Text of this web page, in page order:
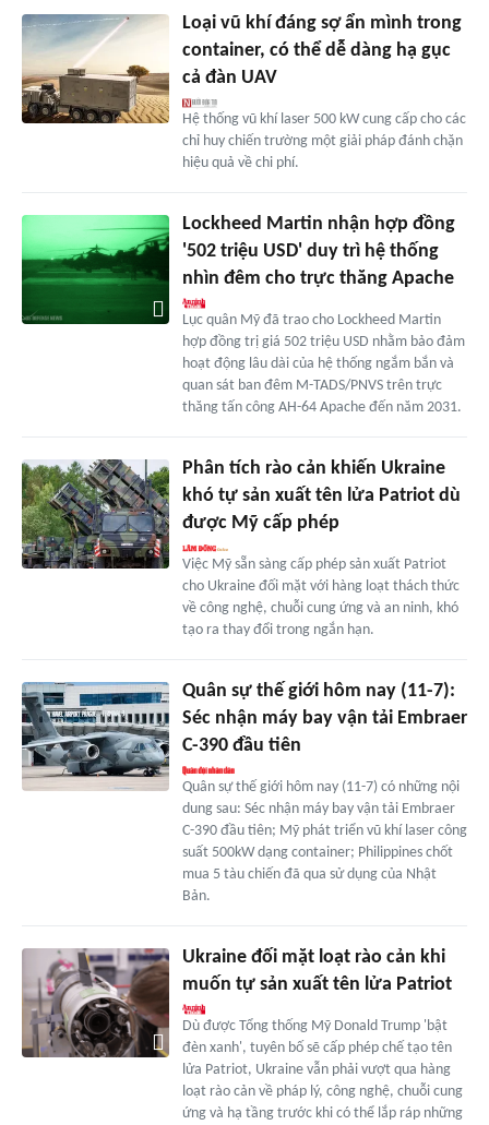
Loại vũ khí đáng sợ ẩn mình trong
container, có thể dễ dàng hạ gục
cả đàn UAV
Hệ thống vũ khí laser 500 kW cung cấp cho các
chỉ huy chiến trường một giải pháp đánh chặn
hiệu quả về chi phí.
Lockheed Martin nhận hợp đồng
'502 triệu USD' duy trì hệ thống
nhìn đêm cho trực thăng Apache
Lục quân Mỹ đã trao cho Lockheed Martin
hợp đồng trị giá 502 triệu USD nhằm bảo đảm
hoạt động lâu dài của hệ thống ngắm bắn và
quan sát ban đêm M-TADS/PNVS trên trực
thăng tấn công AH-64 Apache đến năm 2031.
Phân tích rào cản khiến Ukraine
khó tự sản xuất tên lửa Patriot dù
được Mỹ cấp phép
Việc Mỹ sẵn sàng cấp phép sản xuất Patriot
cho Ukraine đối mặt với hàng loạt thách thức
về công nghệ, chuỗi cung ứng và an ninh, khó
tạo ra thay đổi trong ngắn hạn.
Quân sự thế giới hôm nay (11-7):
Séc nhận máy bay vận tải Embraer
C-390 đầu tiên
Quân sự thế giới hôm nay (11-7) có những nội
dung sau: Séc nhận máy bay vận tải Embraer
C-390 đầu tiên; Mỹ phát triển vũ khí laser công
suất 500kW dạng container; Philippines chốt
mua 5 tàu chiến đã qua sử dụng của Nhật
Bản.
Ukraine đối mặt loạt rào cản khi
muốn tự sản xuất tên lửa Patriot
Dù được Tổng thống Mỹ Donald Trump 'bật
đèn xanh', tuyên bố sẽ cấp phép chế tạo tên
lửa Patriot, Ukraine vẫn phải vượt qua hàng
loạt rào cản về pháp lý, công nghệ, chuỗi cung
ứng và hạ tầng trước khi có thể lắp ráp những